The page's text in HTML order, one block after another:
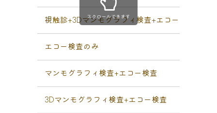
視触診+3Dマンモグラフィ検査+エコー検査
エコー検査のみ
マンモグラフィ検査+エコー検査
3Dマンモグラフィ検査+エコー検査
スクロールできます